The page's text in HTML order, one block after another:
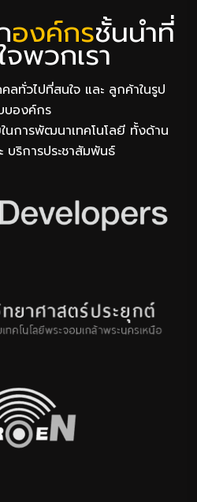
องค์กร ชั้นนำที่
จพวกเรา
ลทั่วไปที่สนใจ และ ลูกค้าในรูป
บองค์กร
นการพัฒนาเทคโนโลยี ทั้งด้าน
บริการประชาสัมพันธ์